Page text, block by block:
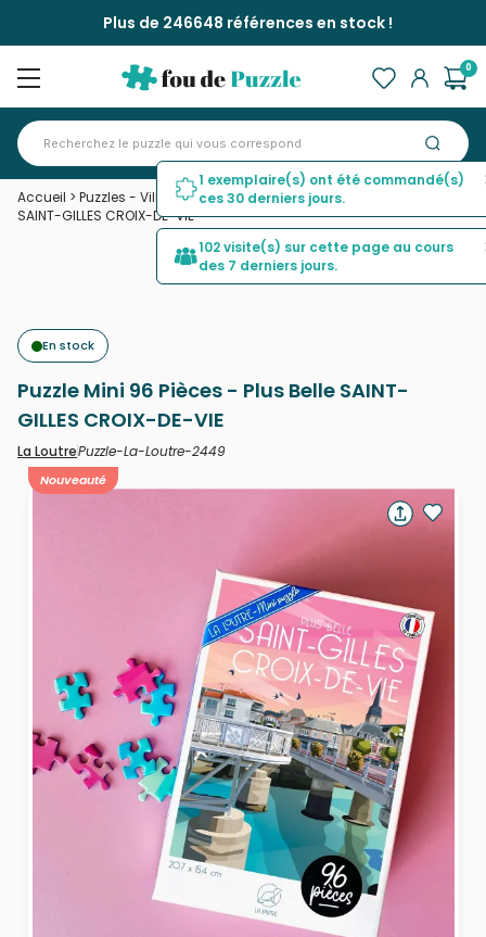
Plus de 246648 références en stock !
0
Accueil > Puzzles - Villes et Villages >Puzzle Mini 96 Pièces - Plus Belle
SAINT-GILLES CROIX-DE-VIE
En stock
Puzzle Mini 96 Pièces - Plus Belle SAINT-
GILLES CROIX-DE-VIE
La LoutrePuzzle-La-Loutre-2449
Nouveauté
1 exemplaire(s) ont été commandé(s)
ces 30 derniers jours.
102 visite(s) sur cette page au cours
des 7 derniers jours.